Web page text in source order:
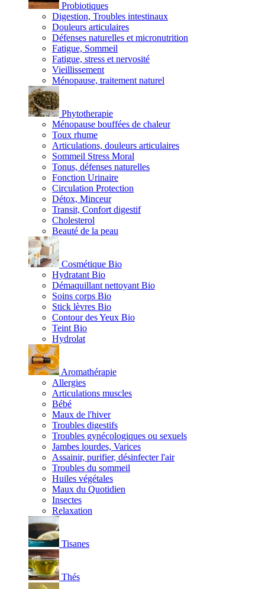
Probiotiques
Digestion, Troubles intestinaux
Douleurs articulaires
Défenses naturelles et micronutrition
Fatigue, Sommeil
Fatigue, stress et nervosité
Vieillissement
Ménopause, traitement naturel
Phytotherapie
Ménopause bouffées de chaleur
Toux rhume
Articulations, douleurs articulaires
Sommeil Stress Moral
Tonus, défenses naturelles
Fonction Urinaire
Circulation Protection
Détox, Minceur
Transit, Confort digestif
Cholesterol
Beauté de la peau
Cosmétique Bio
Hydratant Bio
Démaquillant nettoyant Bio
Soins corps Bio
Stick lèvres Bio
Contour des Yeux Bio
Teint Bio
Hydrolat
Aromathérapie
Allergies
Articulations muscles
Bébé
Maux de l'hiver
Troubles digestifs
Troubles gynécologiques ou sexuels
Jambes lourdes, Varices
Assainir, purifier, désinfecter l'air
Troubles du sommeil
Huiles végétales
Maux du Quotidien
Insectes
Relaxation
Tisanes
Thés